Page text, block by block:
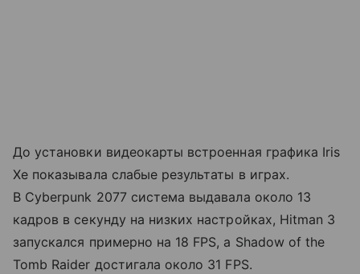
До установки видеокарты встроенная графика Iris
Xe показывала слабые результаты в играх.
В Cyberpunk 2077 система выдавала около 13
кадров в секунду на низких настройках, Hitman 3
запускался примерно на 18 FPS, а Shadow of the
Tomb Raider достигала около 31 FPS.